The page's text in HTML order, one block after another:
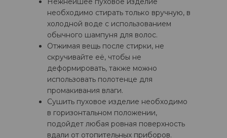
необходимо стирать только вручную, в
холодной воде с использованием
обычного шампуня для волос.
Отжимая вещь после стирки, не
скручивайте её, чтобы не
деформировать, также можно
использовать полотенце для
промакивания влаги.
Сушить пуховое изделие необходимо
в горизонтальном положении,
подойдет любая ровная поверхность
вдали от отопительных приборов.